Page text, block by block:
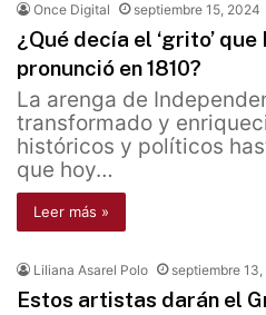
Once Digital septiembre 15, 2024
¿Qué decía el ‘grito’
pronunció en 1810?
La arenga de
transformado y
históricos y políticos
que hoy…
Leer más »
Liliana Asarel Polo septiembre
Estos artistas darán el